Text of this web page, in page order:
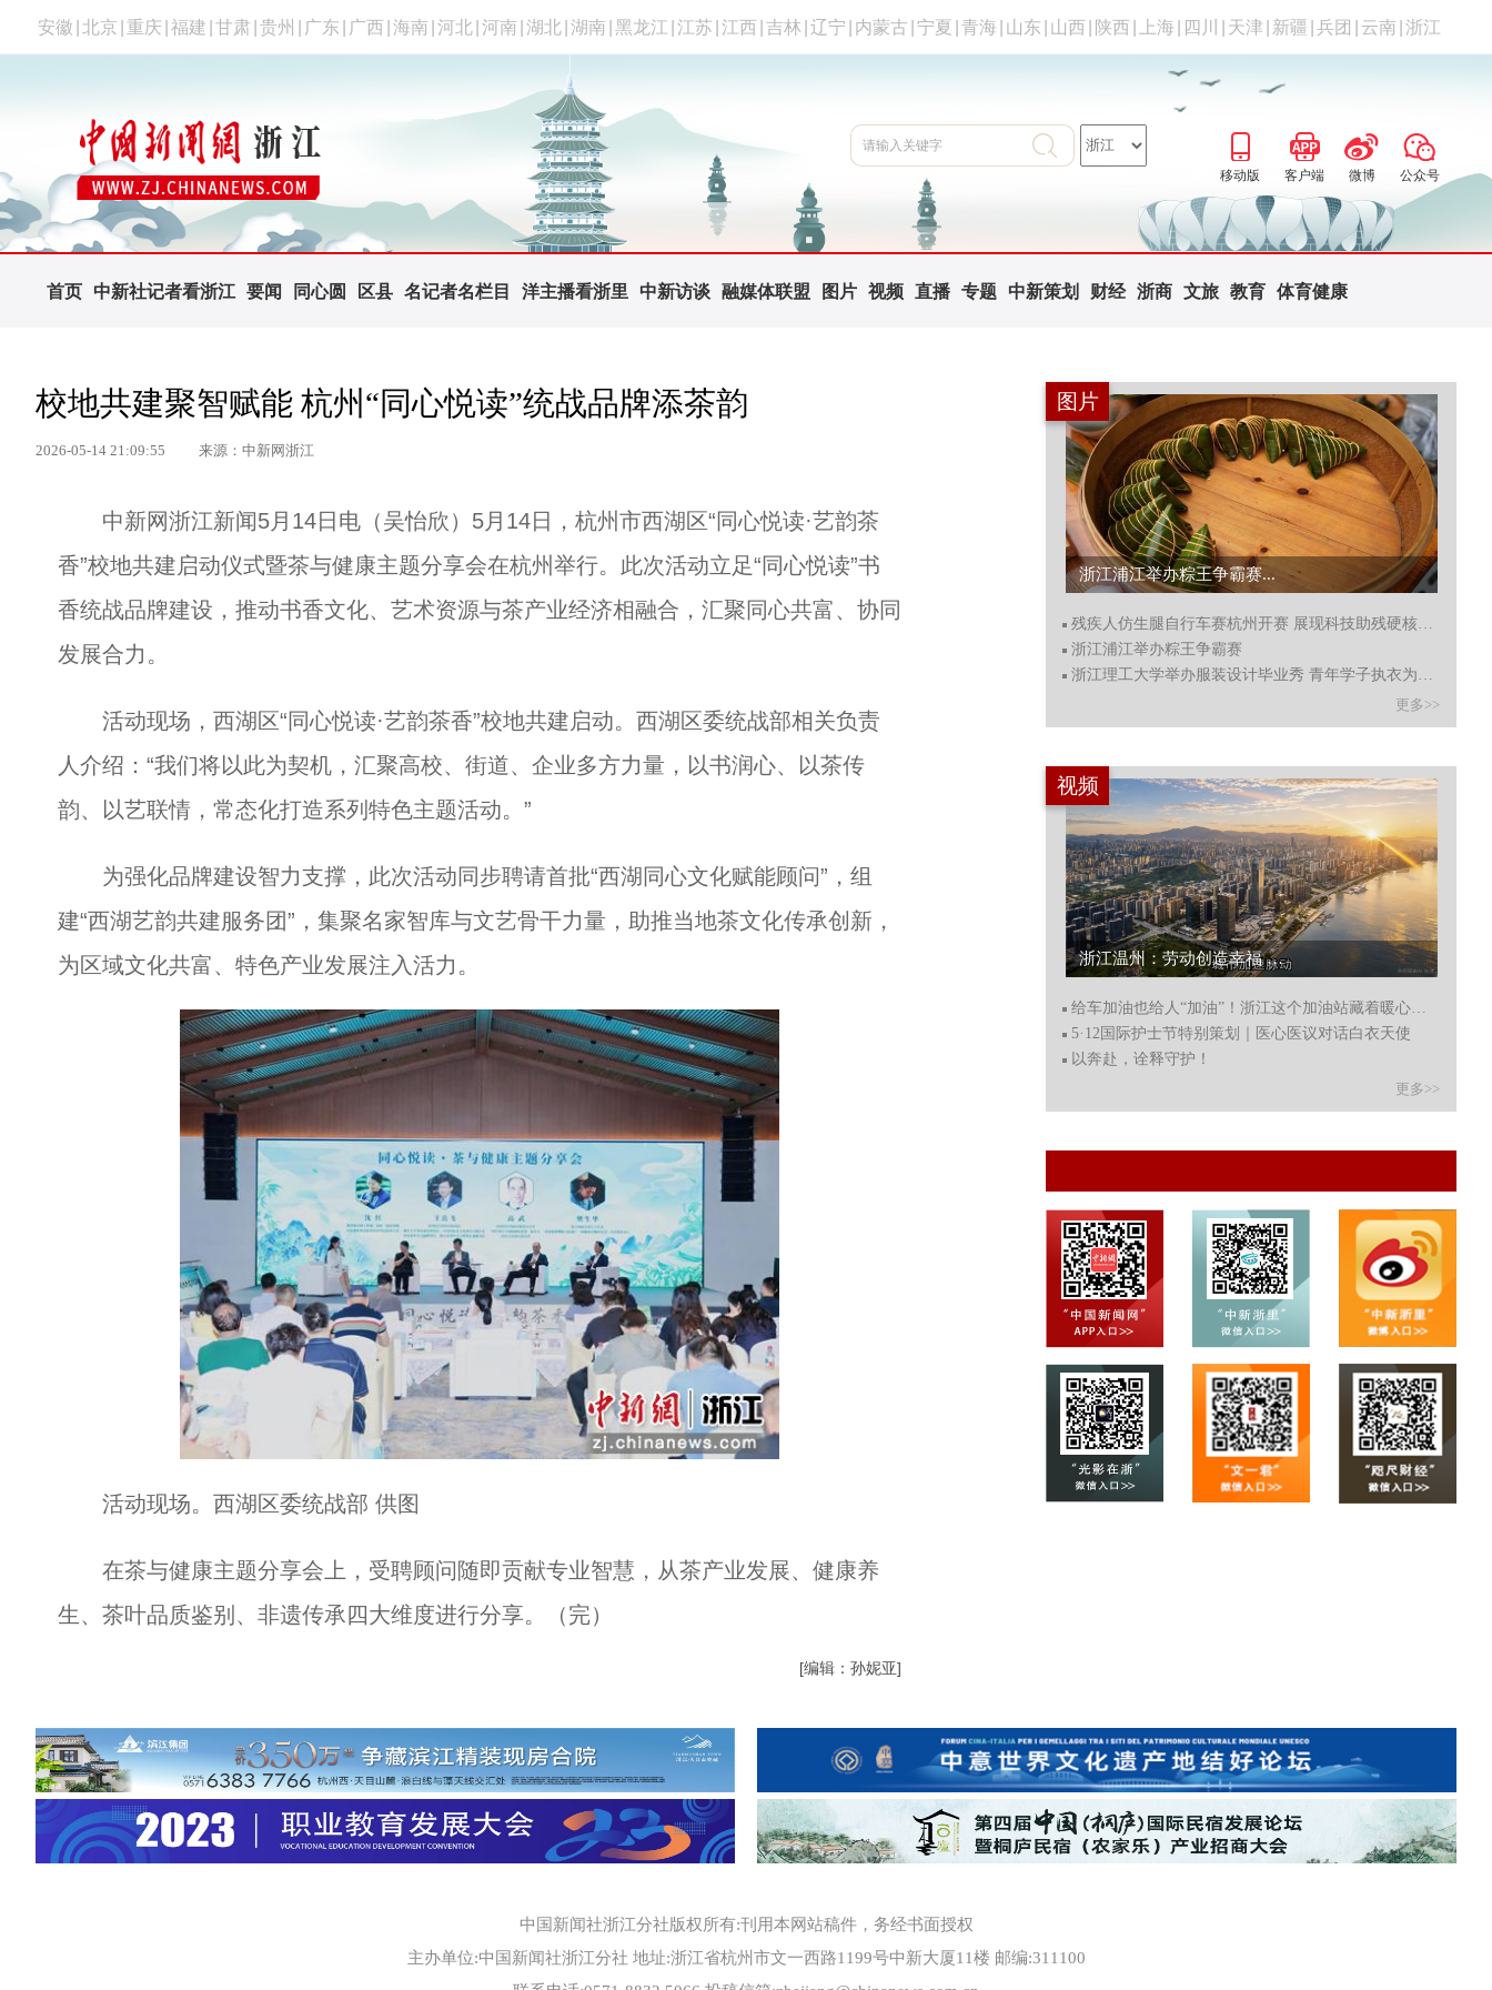
安徽 北京 重庆 福建 甘肃 贵州 广东 广西 海南 河北 河南 湖北 湖南 黑龙江 江苏 江西 吉林 辽宁 内蒙古 宁夏 青海 山东 山西 陕西 上海 四川 天津 新疆 兵团 云南 浙江
移动版 客户端 微博 公众号
首页 中新社记者看浙江 要闻 同心圆 区县 名记者名栏目 洋主播看浙里 中新访谈 融媒体联盟 图片 视频 直播 专题 中新策划 财经 浙商 文旅 教育 体育健康
校地共建聚智赋能 杭州“同心悦读”统战品牌添茶韵
2026-05-14 21:09:55 来源：中新网浙江
中新网浙江新闻5月14日电（吴怡欣）5月14日，杭州市西湖区“同心悦读·艺韵茶
香”校地共建启动仪式暨茶与健康主题分享会在杭州举行。此次活动立足“同心悦读”书
香统战品牌建设，推动书香文化、艺术资源与茶产业经济相融合，汇聚同心共富、协同
发展合力。
活动现场，西湖区“同心悦读·艺韵茶香”校地共建启动。西湖区委统战部相关负责
人介绍：“我们将以此为契机，汇聚高校、街道、企业多方力量，以书润心、以茶传
韵、以艺联情，常态化打造系列特色主题活动。”
为强化品牌建设智力支撑，此次活动同步聘请首批“西湖同心文化赋能顾问”，组
建“西湖艺韵共建服务团”，集聚名家智库与文艺骨干力量，助推当地茶文化传承创新，
为区域文化共富、特色产业发展注入活力。
活动现场。西湖区委统战部 供图
在茶与健康主题分享会上，受聘顾问随即贡献专业智慧，从茶产业发展、健康养
生、茶叶品质鉴别、非遗传承四大维度进行分享。（完）
[编辑：孙妮亚]
图片
浙江浦江举办粽王争霸赛...
残疾人仿生腿自行车赛杭州开赛 展现科技助残硬核力量
浙江浦江举办粽王争霸赛
浙江理工大学举办服装设计毕业秀 青年学子执衣为语秀创意
更多>>
视频
浙江温州：劳动创造幸福 向城市守护者致敬...
给车加油也给人“加油”！浙江这个加油站藏着暖心智能食
5·12国际护士节特别策划｜医心医议对话白衣天使
以奔赴，诠释守护！
更多>>
中国新闻社浙江分社版权所有:刊用本网站稿件，务经书面授权
主办单位:中国新闻社浙江分社 地址:浙江省杭州市文一西路1199号中新大厦11楼 邮编:311100